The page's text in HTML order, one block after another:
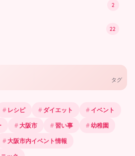
2
22
タグ
レシピ ダイエット
イベント
大阪市 習い事
幼稚園
大阪市内イベント情報